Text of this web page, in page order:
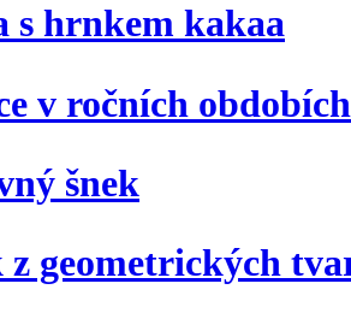
s hrnkem kakaa
v ročních obdobích
šnek
geometrických